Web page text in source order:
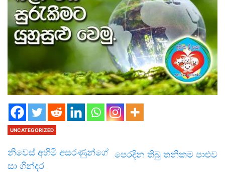
UNCATEGORIZED
නිවෙස් අහිමි අසරණුන්ගේ
සා ගින්දර
පෙරදින තිබු තනිකම පාළුව